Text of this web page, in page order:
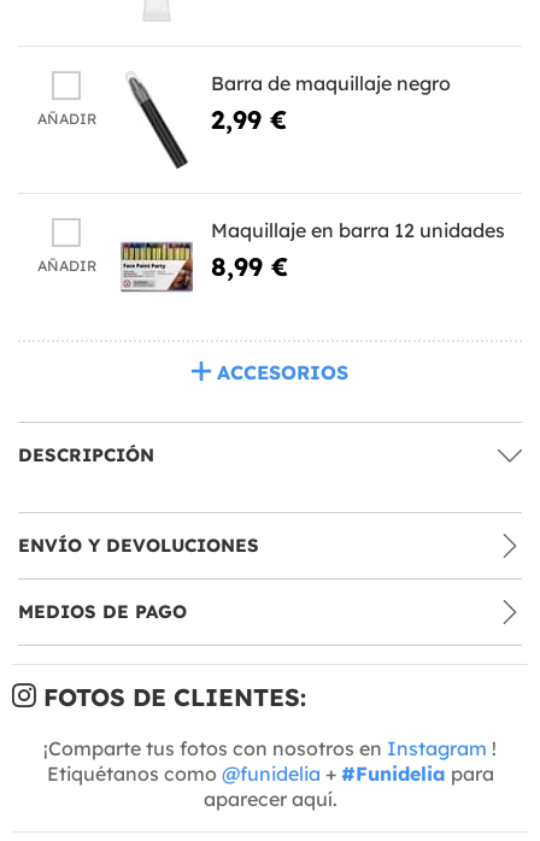
AÑADIR
Barra de maquillaje negro
2,99 €
AÑADIR
Maquillaje en barra 12 unidades
8,99 €
ACCESORIOS
DESCRIPCIÓN
ENVÍO Y DEVOLUCIONES
MEDIOS DE PAGO
FOTOS DE CLIENTES:
¡Comparte tus fotos con nosotros en Instagram !
Etiquétanos como @funidelia + #Funidelia para
aparecer aquí.